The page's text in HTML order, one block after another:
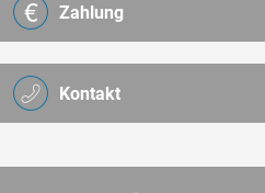
Kontakt
Zahlung